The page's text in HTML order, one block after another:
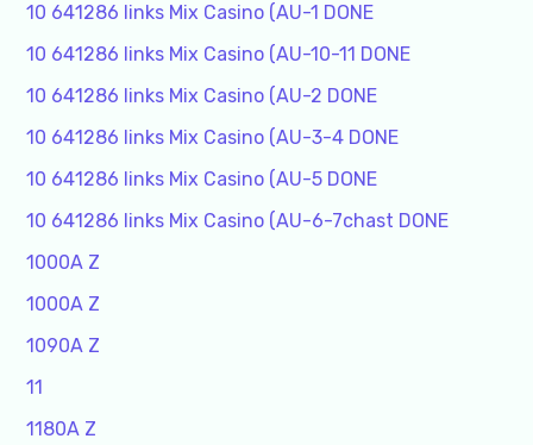
10 641286 links Mix Casino (AU-1 DONE
10 641286 links Mix Casino (AU-10-11 DONE
10 641286 links Mix Casino (AU-2 DONE
10 641286 links Mix Casino (AU-3-4 DONE
10 641286 links Mix Casino (AU-5 DONE
10 641286 links Mix Casino (AU-6-7chast DONE
1000A Z
1000A Z
1090A Z
11
1180A Z